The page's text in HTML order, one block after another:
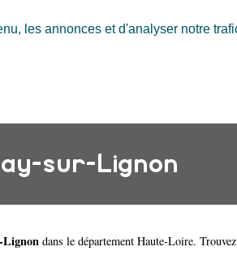
les annonces et d'analyser notre
sur-Lignon
Lignon dans le département Haute-Loire.